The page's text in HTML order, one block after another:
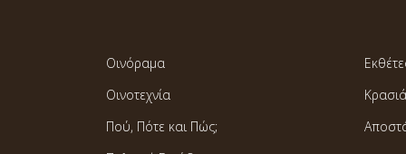
Οινόραμα
Οινοτεχνία
Πού, Πότε και Πώς;
Κρασιά